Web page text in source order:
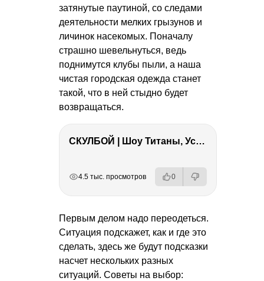
затянутые паутиной, со следами
деятельности мелких грызунов и
личинок насекомых. Поначалу
страшно шевельнуться, ведь
поднимутся клубы пыли, а наша
чистая городская одежда станет
такой, что в ней стыдно будет
возвращаться.
СКУЛБОЙ | Шоу Титаны, Усейн Болт, Ларрат, Зашквар!
4.5 тыс. просмотров 0
Первым делом надо переодеться.
Ситуация подскажет, как и где это
сделать, здесь же будут подсказки
насчет нескольких разных
ситуаций. Советы на выбор: